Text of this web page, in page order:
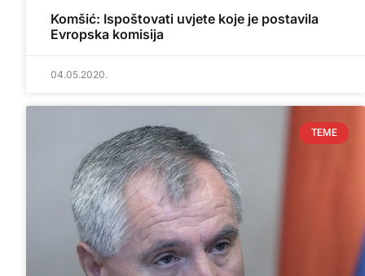
Komšić: Ispoštovati uvjete koje je postavila
Evropska komisija
04.05.2020.
TEME